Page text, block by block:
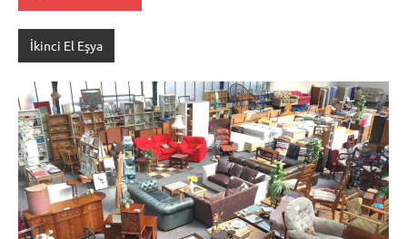
İkinci El Eşya